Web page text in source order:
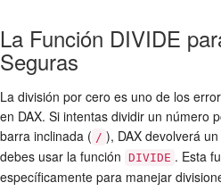
La Función DIVIDE
Seguras
La división por cero es uno de los
en DAX. Si intentas dividir un número
barra inclinada ( / ), DAX devolverá
debes usar la función DIVIDE . Esta
específicamente para manejar